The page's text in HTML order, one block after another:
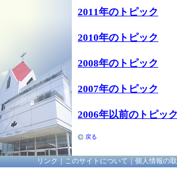
2011年のトピック
2010年のトピック
2008年のトピック
2007年のトピック
2006年以前のトピッ
戻る
リンク｜このサイトについて｜個人情報の